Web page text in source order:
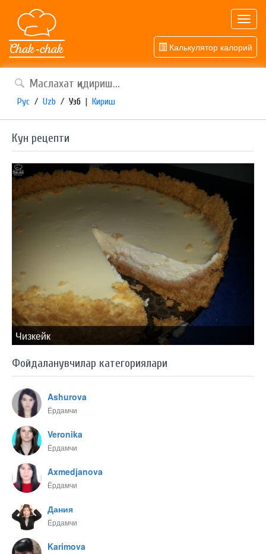
Калькулятор калорий
Рус / Uzb / Узб | Кириш
Кун рецепти
Чизкейк
Фойдаланувчилар категориялари
Ashurova
Ёрдамчи
Veronika
Ёрдамчи
Axmedjanova
Ёрдамчи
Дания
Ёрдамчи
Karimova